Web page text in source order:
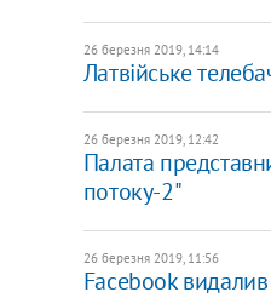
26 березня 2019, 14:14
Латвійське
26 березня 2019, 12:42
Палата
потоку-2"
26 березня 2019, 11:56
Facebook